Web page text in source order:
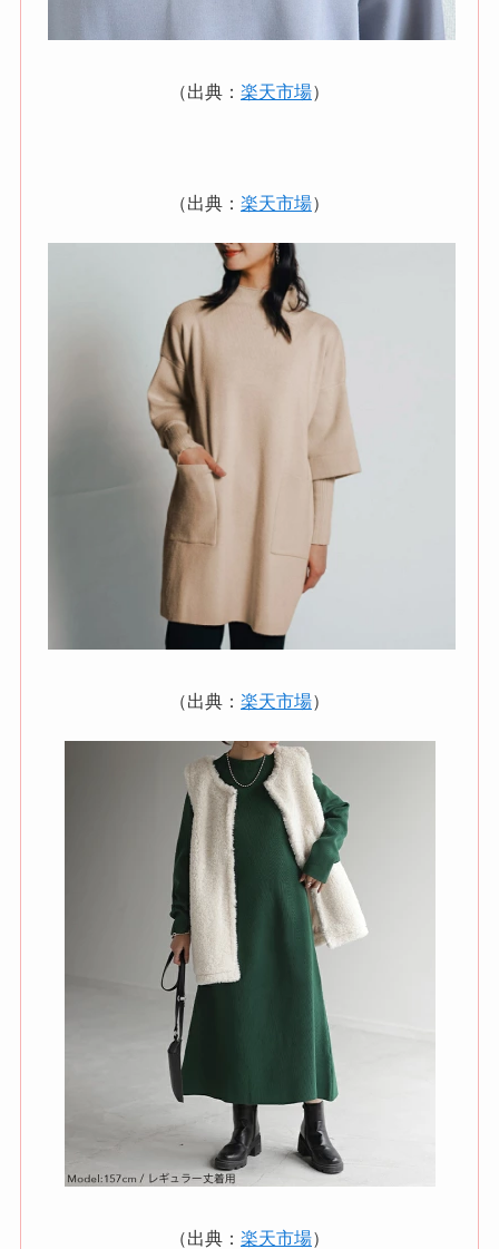
（出典： 楽天市場）
（出典： 楽天市場）
（出典： 楽天市場）
（出典： 楽天市場）